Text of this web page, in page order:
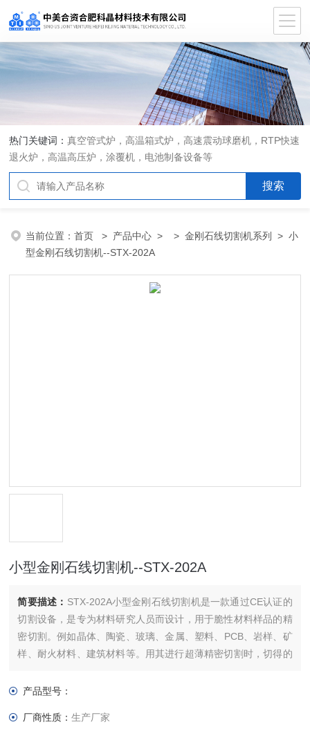
热门关键词：真空管式炉，高温箱式炉，高速震动球磨机，RTP快速
退火炉，高温高压炉，涂覆机，电池制备设备等
当前位置：首页 > 产品中心 > >金刚石线切割机系列
> 小
型金刚石线切割机--STX-202A
小型金刚石线切割机--STX-202A
简要描述： STX-202A小型金刚石线切割机是一款通过CE认证的
切割设备，是专为材料研究人员而设计，用于脆性材料样品的精
密切割。例如晶体、陶瓷、玻璃、金属、塑料、PCB、岩样、矿
样、耐火材料、建筑材料等。用其进行超薄精密切割时，切得的
控制千分尺进给方式改进为步进电机控制进给方式，使得切割控
产品型号：
厂商性质：生产厂家